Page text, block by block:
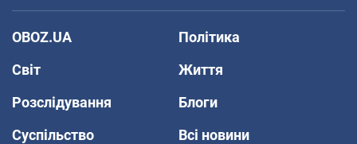
OBOZ.UA
Політика
Світ
Життя
Розслідування
Блоги
Суспільство
Всі новини